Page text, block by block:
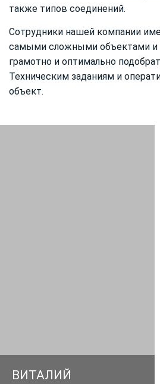
также типов соединений.
Сотрудники нашей компании
самыми сложными объектами и
грамотно и оптимально
Техническим заданиям и
объект.
ВИТАЛИЙ